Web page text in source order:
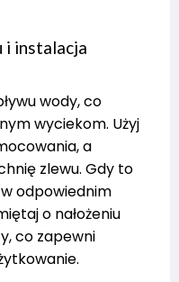
i instalacja
wody, co
wyciekom. Użyj
a
zlewu. Gdy to
odpowiednim
o nałożeniu
co zapewni